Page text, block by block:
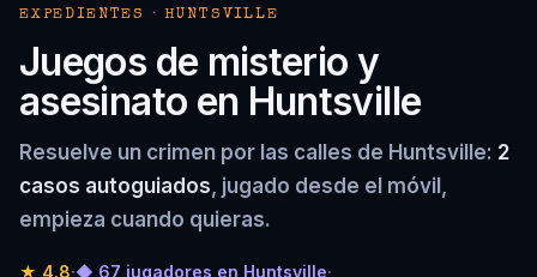
EXPEDIENTES · HUNTSVILLE
Juegos de misterio y
asesinato en Huntsville
Resuelve un crimen por las calles de Huntsville: 2
casos autoguiados, jugado desde el móvil,
empieza cuando quieras.
★ 4.8·◆ 67 jugadores en Huntsville·